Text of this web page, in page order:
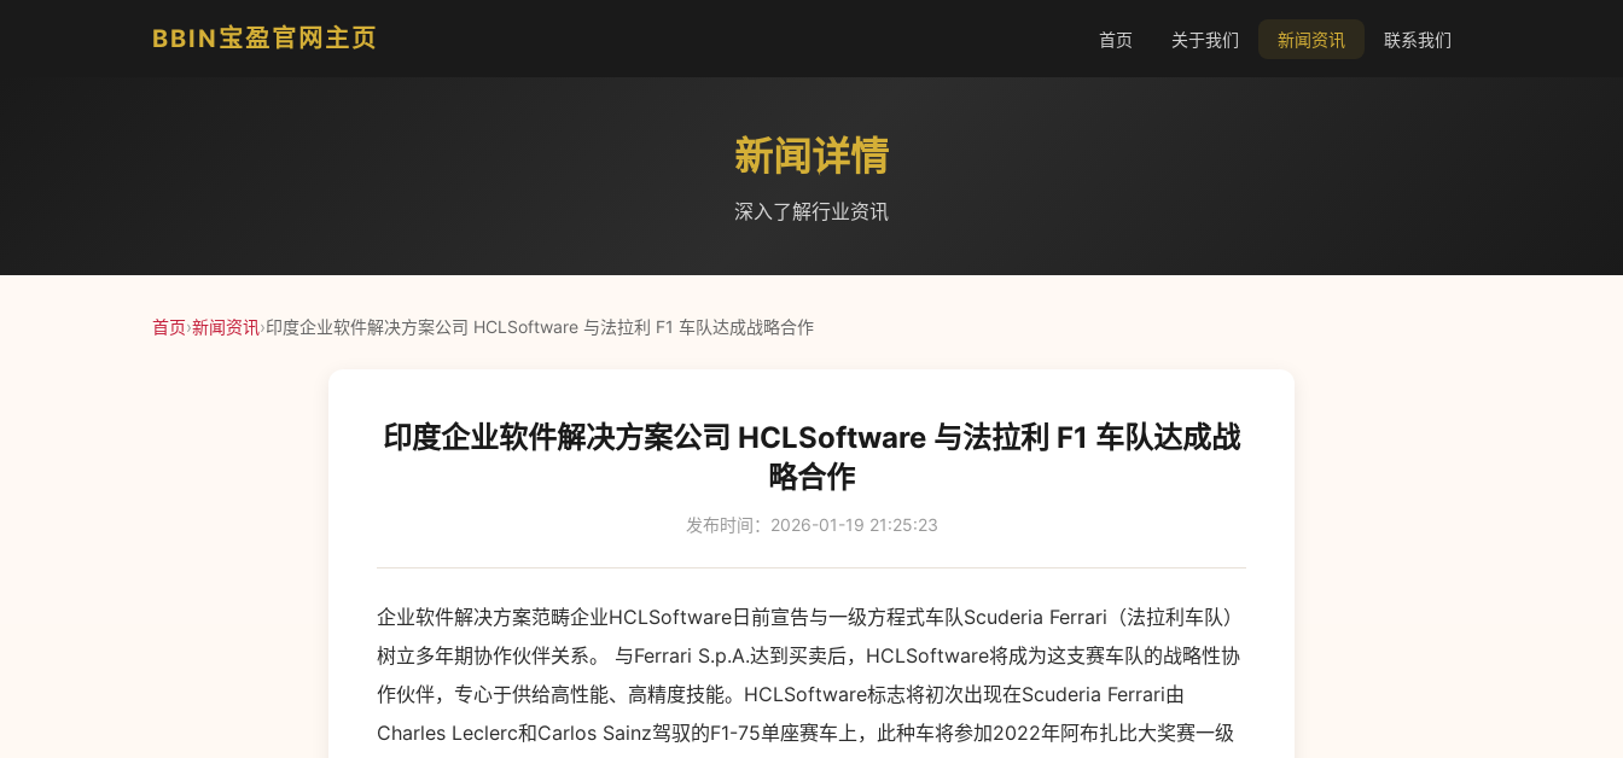
BBIN宝盈官网主页 首页 关于我们 新闻资讯 联系我们
新闻详情
深入了解行业资讯
首页›新闻资讯›印度企业软件解决方案公司 HCLSoftware 与法拉利 F1 车队达成战略合作
印度企业软件解决方案公司 HCLSoftware 与法拉利 F1 车队达成战
略合作
发布时间：2026-01-19 21:25:23
企业软件解决方案范畴企业HCLSoftware日前宣告与一级方程式车队Scuderia Ferrari（法拉利车队）
树立多年期协作伙伴关系。 与Ferrari S.p.A.达到买卖后，HCLSoftware将成为这支赛车队的战略性协
作伙伴，专心于供给高性能、高精度技能。HCLSoftware标志将初次出现在Scuderia Ferrari由
Charles Leclerc和Carlos Sainz驾驭的F1-75单座赛车上，此种车将参加2022年阿布扎比大奖赛一级